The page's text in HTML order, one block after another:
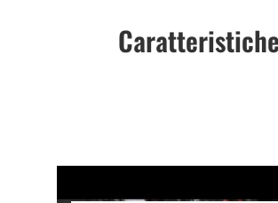
Caratteristiche